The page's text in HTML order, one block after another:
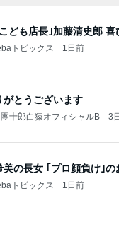
こども店長｣加藤清史郎
トピックス 1日前
がとうございます
十郎白猿オフィシャルB 3
美の長女 ｢プロ顔負け｣の
トピックス 1日前